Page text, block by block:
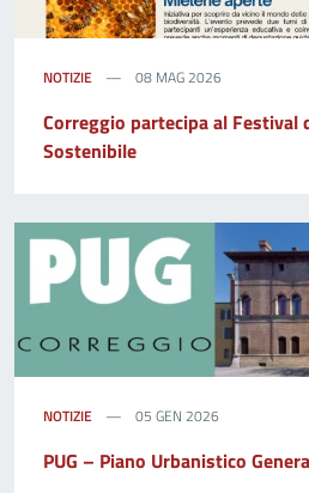
NOTIZIE 08 MAG 2026
Correggio partecipa al Festival
Sostenibile
NOTIZIE 05 GEN 2026
PUG – Piano Urbanistico